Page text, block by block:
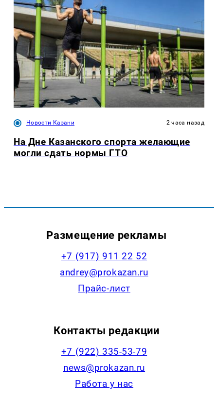
Новости Казани 2 часа назад
На Дне Казанского спорта желающие
могли сдать нормы ГТО
Размещение рекламы
+7 (917) 911 22 52
andrey@prokazan.ru
Прайс-лист
Контакты редакции
+7 (922) 335-53-79
news@prokazan.ru
Работа у нас